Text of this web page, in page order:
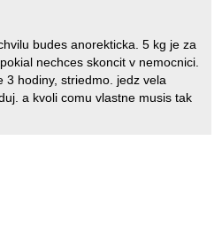
budes anorekticka. 5 kg je za
nechces skoncit v nemocnici.
3 hodiny, striedmo. jedz vela
a kvoli comu vlastne musis tak